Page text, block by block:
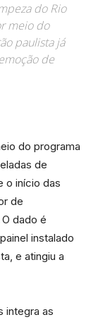
do Rio
meio do
paulista já
de
do programa
de
o início das
de
dado é
instalado
e atingiu a
integra as